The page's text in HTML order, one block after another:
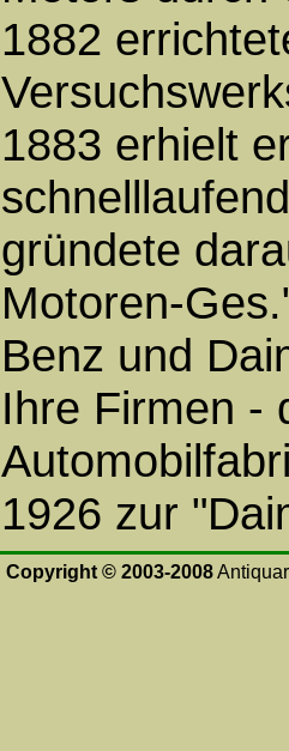
1882
1883 erhielt
gründete
Motoren-
Benz und
Ihre Firmen -
1926 zur
Copyright © 2003-2008